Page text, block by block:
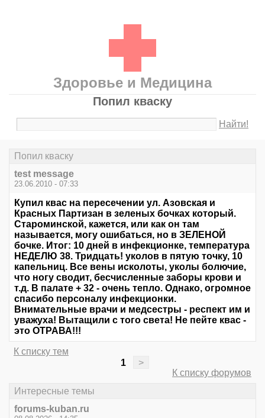
Здоровье и Медицина
Попил кваску
Найти!
Попил кваску
test message
23.06.2010 - 07:33
Купил квас на пересечении ул. Азовская и
Красных Партизан в зеленых бочках который.
Староминской, кажется, или как он там
называется, могу ошибаться, но в ЗЕЛЕНОЙ
бочке. Итог: 10 дней в инфекционке, температура
НЕДЕЛЮ 38. Тридцать! уколов в пятую точку, 10
капельниц. Все вены исколоты, уколы болючие,
что ногу сводит, бесчисленные заборы крови и
т.д. В палате + 32 - очень тепло. Однако, огромное
спасибо персоналу инфекционки.
Внимательные врачи и медсестры - респект им и
уважуха! Вытащили с того света! Не пейте квас -
это ОТРАВА!!!
К списку тем
1
>
К списку форумов
Интересные темы
forums-kuban.ru